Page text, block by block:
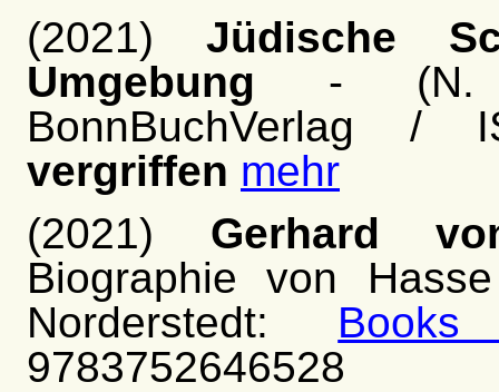
(2021)Jüdische
Umgebung - (N.
BonnBuchVerlag /
vergriffen mehr
(2021) Gerhard
Biographie von
Norderstedt:
9783752646528